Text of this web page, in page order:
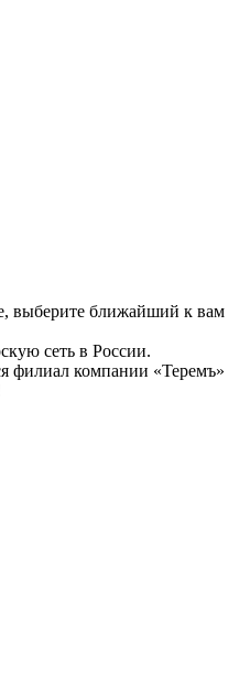
выберите ближайший к вам
сеть в России.
филиал компании «Теремъ»